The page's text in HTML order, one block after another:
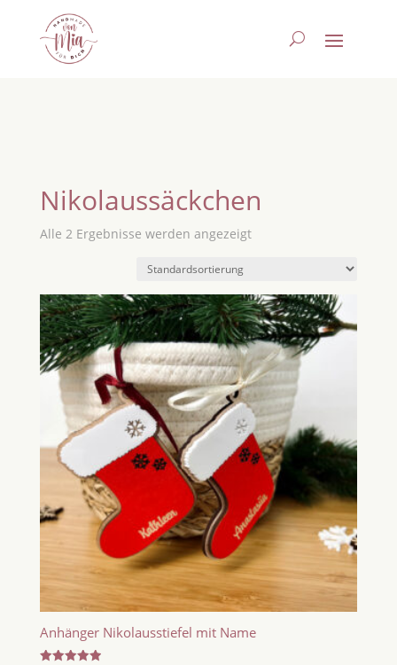
Nikolaussäckchen
Alle 2 Ergebnisse werden angezeigt
Anhänger Nikolausstiefel mit Name